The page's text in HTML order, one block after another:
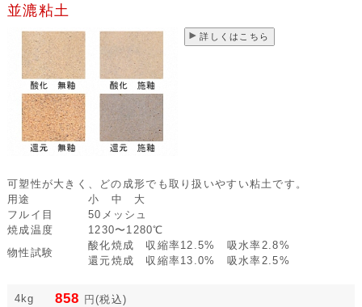
並漉粘土
詳しくはこちら
可塑性が大きく、どの成形でも取り扱いやすい粘土です。
用途
小 中 大
フルイ目
50メッシュ
焼成温度
1230〜1280℃
物性試験
酸化焼成 収縮率12.5% 吸水率2.8%
還元焼成 収縮率13.0% 吸水率2.5%
4kg 858 円 (税込)